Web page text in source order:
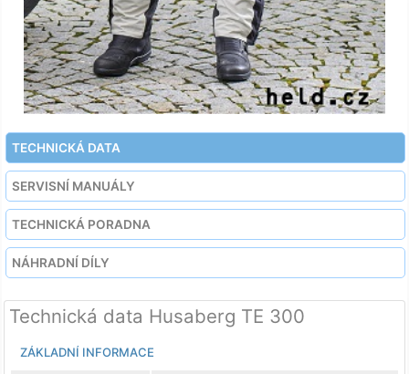
TECHNICKÁ DATA
SERVISNÍ MANUÁLY
TECHNICKÁ PORADNA
NÁHRADNÍ DÍLY
Technická data Husaberg TE 300
ZÁKLADNÍ INFORMACE